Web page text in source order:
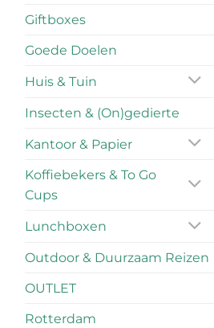
Giftboxes
Goede Doelen
Huis & Tuin
Insecten & (On)gedierte
Kantoor & Papier
Koffiebekers & To Go
Cups
Lunchboxen
Outdoor & Duurzaam Reizen
OUTLET
Rotterdam